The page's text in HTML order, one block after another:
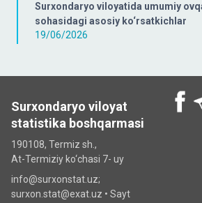
Surxondaryo viloyatida umumiy
sohasidagi asosiy ko‘rsatkichlar
19/06/2026
Surxondaryo viloyat
statistika boshqarmasi
190108, Termiz sh.,
At-Termiziy ko‘chasi 7- uy
info@surxonstat.uz;
surxon.stat@exat.uz • Sayt